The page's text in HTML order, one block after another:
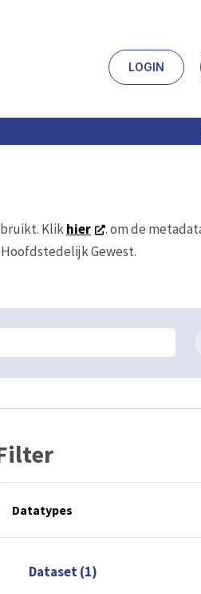
LOGIN
Klikhier
. om de
Gewest.
Datatypes
Dataset (1)